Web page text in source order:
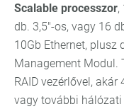
Scalable processzor,
db. 3,5"-os, vagy 16
10Gb Ethernet, plusz
Management Modul.
RAID vezérlővel, akár
vagy további